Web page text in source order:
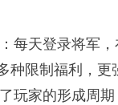
每天登录将军
种限制福利，
玩家的形成周